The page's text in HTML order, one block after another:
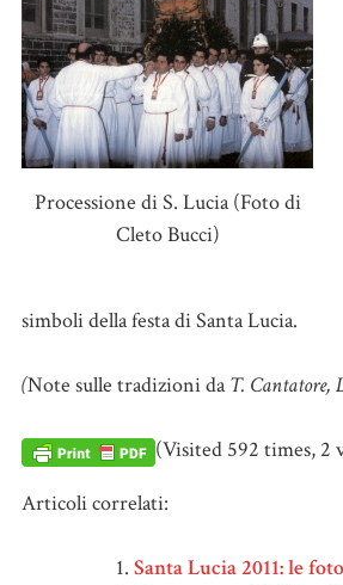
Processione di S. Lucia (Foto di
Cleto Bucci)
simboli della festa di Santa Lucia.
(Note sulle tradizioni daT. Cantatore,
(Visited 592 times, 2
Articoli correlati:
Santa Lucia 2011: le